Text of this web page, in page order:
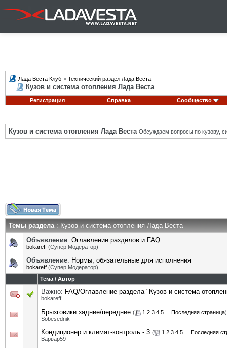
Лада Веста Клуб > Технический раздел Лада Веста
Кузов и система отопления Лада Веста
Регистрация Справка Сообщество
Кузов и система отопления Лада Веста Обсуждаем вопросы по кузову,
Темы раздела: Кузов и система отопления Лада Веста
Объявление: Оглавление разделов и FAQ
bokareff (Супер Модератор)
Объявление: Нормы, обязательные для исполнения
bokareff (Супер Модератор)
Тема / Автор
Важно: FAQ/Оглавление раздела "Кузов и система
bokareff
Брызговики задние/передние ( 1 2 3 4 5 Последняя страница)
Sobesednik
Кондиционер и климат-контроль - 3 ( 1 2 3 4 5
Последняя
Варвар59